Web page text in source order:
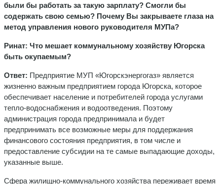
были бы работать за такую зарплату? Смогли бы
содержать свою семью? Почему Вы закрываете глаза на
метод управления нового руководителя МУПа?
Ринат: Что мешает коммунальному хозяйству Югорска
быть окупаемым?
Ответ: Предприятие МУП «Югорскэнергогаз» является
жизненно важным предприятием города Югорска, которое
обеспечивает население и потребителей города услугами
тепло-водоснабжения и водоотведения. Поэтому
администрация города предпринимала и будет
предпринимать все возможные меры для поддержания
финансового состояния предприятия, в том числе и
предоставление субсидии на те самые выпадающие доходы,
указанные выше.
Сфера жилищно-коммунального хозяйства переживает время